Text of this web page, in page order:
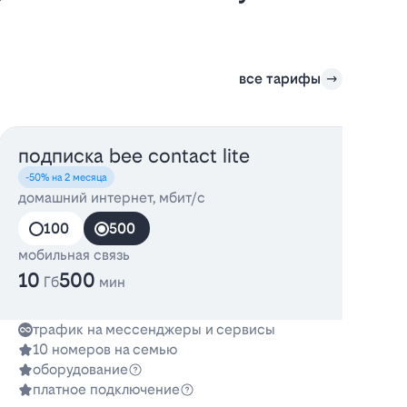
все тарифы
подписка bee contact lite
-50% на 2 месяца
домашний интернет, мбит/с
100
500
мобильная связь
10 Гб500 мин
трафик на мессенджеры и сервисы
10 номеров на семью
оборудование
платное подключение